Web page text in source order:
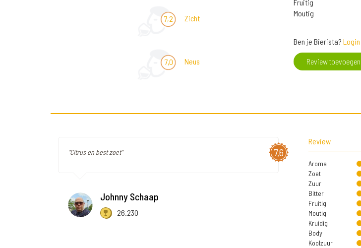
7,2 Zicht
7,0 Neus
Fruitig
Moutig
Ben je Bierista? Login
Review toevoegen
7,6
"Citrus en best zoet"
Johnny Schaap
26.230
Review
Aroma
Zoet
Zuur
Bitter
Fruitig
Moutig
Kruidig
Body
Koolzuur